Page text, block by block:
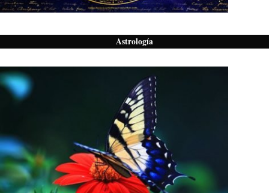
Astrología